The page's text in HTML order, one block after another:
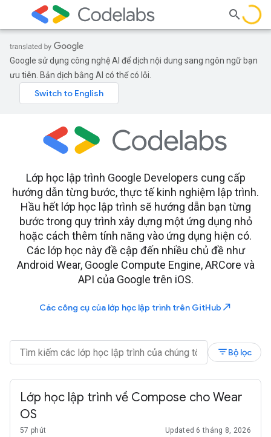
Google sử dụng công nghệ AI để dịch nội dung sang ngôn ngữ bạn
ưu tiên. Bản dịch bằng AI có thể có lỗi.
Lớp học lập trình Google Developers cung cấp
hướng dẫn từng bước, thực tế kinh nghiệm lập trình.
Hầu hết lớp học lập trình sẽ hướng dẫn bạn từng
bước trong quy trình xây dựng một ứng dụng nhỏ
hoặc cách thêm tính năng vào ứng dụng hiện có.
Các lớp học này đề cập đến nhiều chủ đề như
Android Wear, Google Compute Engine, ARCore và
API của Google trên iOS.
Các công cụ của lớp học lập trình trên GitHub north_east
filter_listBộ lọc
Lớp học lập trình về Compose cho Wear
OS
57 phút Updated 6 tháng 8, 2026